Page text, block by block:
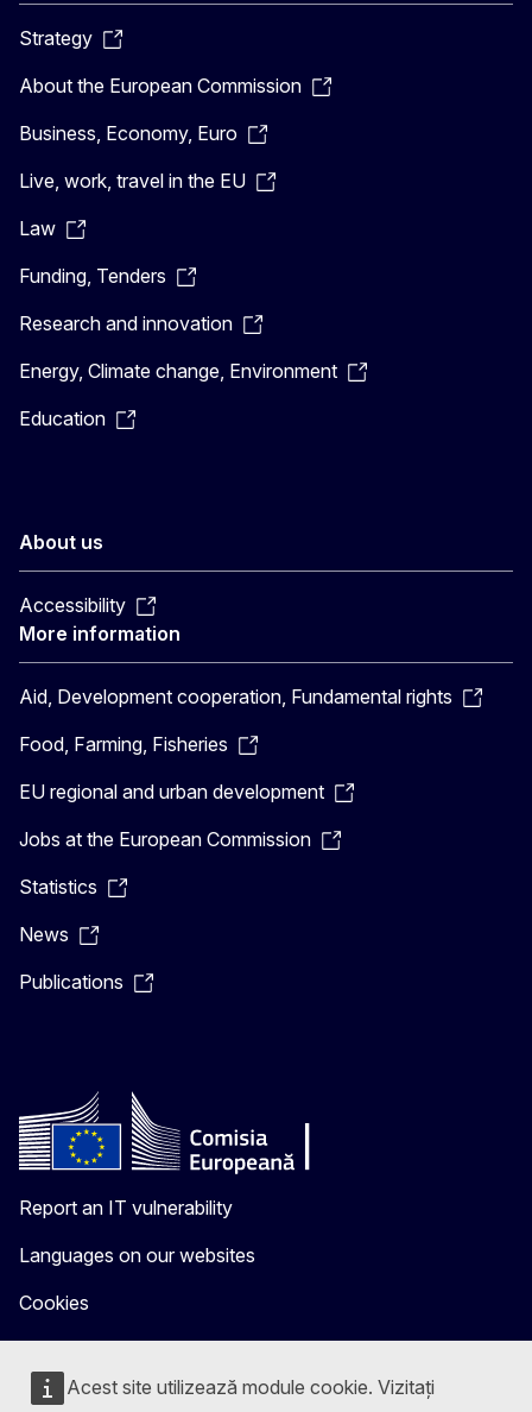
Acest site utilizează module cookie. Vizitați
Strategy
About the European Commission
Business, Economy, Euro
Live, work, travel in the EU
Law
Funding, Tenders
Research and innovation
Energy, Climate change, Environment
Education
About us
Accessibility
More information
Aid, Development cooperation, Fundamental rights
Food, Farming, Fisheries
EU regional and urban development
Jobs at the European Commission
Statistics
News
Publications
Report an IT vulnerability
Languages on our websites
Cookies
Legal notice